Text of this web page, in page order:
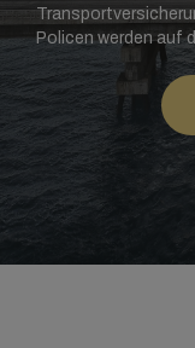
Policen werden auf
Deckung (alle
*Vorbehaltlich